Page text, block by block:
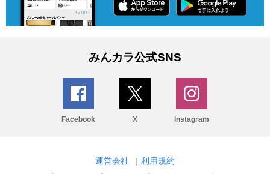
みんカラ公式SNS
Facebook X Instagram
運営会社 | 利用規約